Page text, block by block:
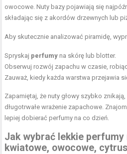
owocowe. Nuty bazy pojawiają się
składając się z akordów drzewnych lub
Aby skutecznie analizować piramidę,
Spryskaj perfumy na skórę lub blotter.
Obserwuj rozwój zapachu w czasie,
Zauważ, kiedy każda warstwa przejawia
Zapamiętaj, że nuty głowy szybko
długotrwałe wrażenie zapachowe.
lepiej dobierać perfumy na co dzień.
Jak wybrać lekkie
kwiatowe, owocowe,